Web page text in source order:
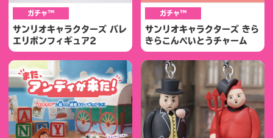
ガチャ™
サンリオキャラクターズ バレ
エリボンフィギュア2
ガチャ™
サンリオキャラクターズ きら
きらこんぺいとうチャーム